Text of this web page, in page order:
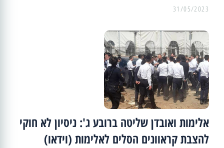
31/05/2023
אלימות ואובדן שליטה ברובע ג': ניסיון לא חוקי
להצבת קראוונים הסלים לאלימות (וידאו)